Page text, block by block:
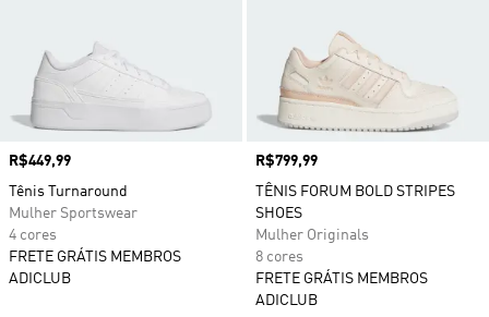
Preço
R$449,99
Tênis Turnaround
Mulher Sportswear
4 cores
FRETE GRÁTIS MEMBROS
ADICLUB
Preço
R$799,99
TÊNIS FORUM BOLD STRIPES
SHOES
Mulher Originals
8 cores
FRETE GRÁTIS MEMBROS
ADICLUB